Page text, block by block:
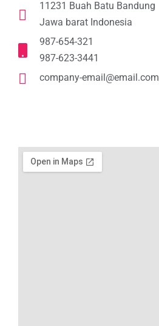
11231 Buah Batu Bandung
Jawa barat Indonesia
987-654-321
987-623-3441
company-email@email.com